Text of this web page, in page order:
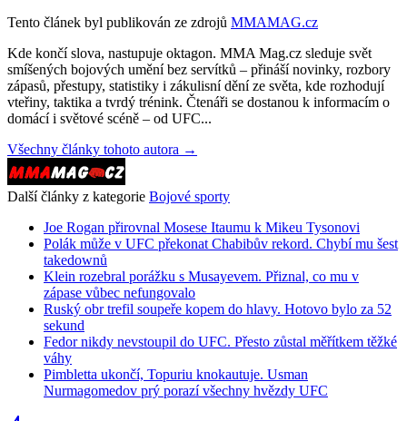
Tento článek byl publikován ze zdrojů MMAMAG.cz
Kde končí slova, nastupuje oktagon. MMA Mag.cz sleduje svět
smíšených bojových umění bez servítků – přináší novinky, rozbory
zápasů, přestupy, statistiky i zákulisní dění ze světa, kde rozhodují
vteřiny, taktika a tvrdý trénink. Čtenáři se dostanou k informacím o
domácí i světové scéně – od UFC...
Všechny články tohoto autora →
Další články z kategorie Bojové sporty
Joe Rogan přirovnal Mosese Itaumu k Mikeu Tysonovi
Polák může v UFC překonat Chabibův rekord. Chybí mu šest
takedownů
Klein rozebral porážku s Musayevem. Přiznal, co mu v
zápase vůbec nefungovalo
Ruský obr trefil soupeře kopem do hlavy. Hotovo bylo za 52
sekund
Fedor nikdy nevstoupil do UFC. Přesto zůstal měřítkem těžké
váhy
Pimbletta ukončí, Topuriu knokautuje. Usman
Nurmagomedov prý porazí všechny hvězdy UFC